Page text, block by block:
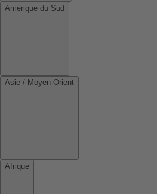
Amérique du Sud
Asie / Moyen-Orient
Afrique